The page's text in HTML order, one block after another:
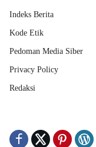
Indeks Berita
Kode Etik
Pedoman Media Siber
Privacy Policy
Redaksi